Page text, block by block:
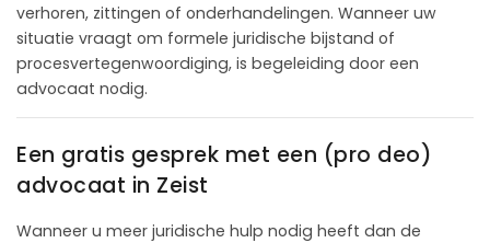
verhoren, zittingen of onderhandelingen. Wanneer uw
situatie vraagt om formele juridische bijstand of
procesvertegenwoordiging, is begeleiding door een
advocaat nodig.
Een gratis gesprek met een (pro deo)
advocaat in Zeist
Wanneer u meer juridische hulp nodig heeft dan de